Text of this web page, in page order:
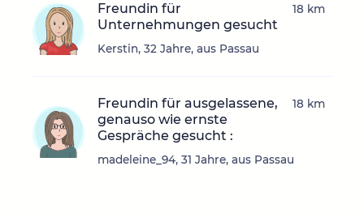
Freundin für
Unternehmungen gesucht
Kerstin, 32 Jahre, aus Passau
18 km
Freundin für ausgelassene,
genauso wie ernste
Gespräche gesucht :
madeleine_94, 31 Jahre, aus Passau
18 km